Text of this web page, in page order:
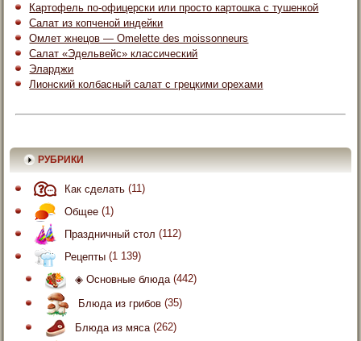
Картофель по-офицерски или просто картошка с тушенкой
Салат из копченой индейки
Омлет жнецов — Omelette des moissonneurs
Салат «Эдельвейс» классический
Эларджи
Лионский колбасный салат с грецкими орехами
РУБРИКИ
Как сделать (11)
Общее (1)
Праздничный стол (112)
Рецепты (1 139)
◈ Основные блюда (442)
Блюда из грибов (35)
Блюда из мяса (262)